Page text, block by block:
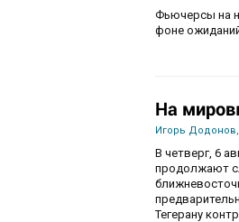
Фьючерсы на
фоне
На
Игорь
В четверг, 6
продолжают
Тегерану